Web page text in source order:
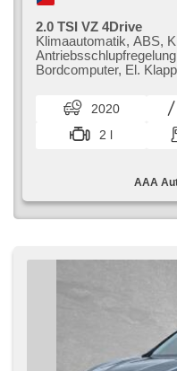
2.0 TSI VZ 4Drive
Klimaautomatik, ABS,
Bordcomputer, El.
Sitze, Ledersitze,
Taste, Sportsitze,
automatikparken, El.
Uhr Spur,
2020
2 l
AAA